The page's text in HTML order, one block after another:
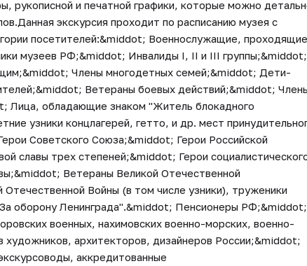
рукописной и печатной графики, которые можно
экскурсия проходит по расписанию музея с
посетителей:&middot; Военнослужащие, проходящие
музеев РФ;&middot; Инвалиды I, II и III группы;&middot;
Члены многодетных семей;&middot; Дети-
Ветераны боевых действий;&middot;
Лица, обладающие знаком "Житель блокадного
узники концлагерей, гетто, и др. мест
Советского Союза;&middot; Герои Российской
славы трех степеней;&middot; Герои
Ветераны Великой Отечественной
Войны (в том числе узники), труженики
оборону Ленинграда".&middot; Пенсионеры РФ;&middot;
военных, нахимовских военно-морских, военно-
архитекторов, дизайнеров России;&middot;
аккредитованные